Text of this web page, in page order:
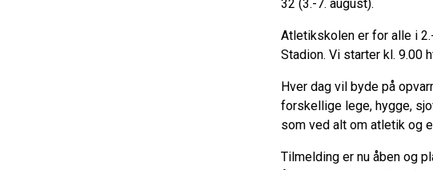
32 (3.-7. august).
Atletikskolen er for alle i
Stadion. Vi starter kl. 9.00
Hver dag vil byde på
forskellige lege, hygge,
som ved alt om atletik og
Tilmelding er nu åben og